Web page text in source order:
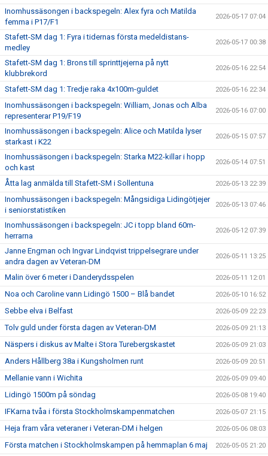
Inomhussäsongen i backspegeln: Alex fyra och Matilda
femma i P17/F1
2026-05-17 07:04
Stafett-SM dag 1: Fyra i tidernas första medeldistans-
medley
2026-05-17 00:38
Stafett-SM dag 1: Brons till sprinttjejerna på nytt
klubbrekord
2026-05-16 22:54
Stafett-SM dag 1: Tredje raka 4x100m-guldet 2026-05-16 22:34
Inomhussäsongen i backspegeln: William, Jonas och Alba
representerar P19/F19
2026-05-16 07:00
Inomhussäsongen i backspegeln: Alice och Matilda lyser
starkast i K22
2026-05-15 07:57
Inomhussäsongen i backspegeln: Starka M22-killar i hopp
och kast
2026-05-14 07:51
Åtta lag anmälda till Stafett-SM i Sollentuna 2026-05-13 22:39
Inomhussäsongen i backspegeln: Mångsidiga Lidingötjejer
i seniorstatistiken
2026-05-13 07:46
Inomhussäsongen i backspegeln: JC i topp bland 60m-
herrarna
2026-05-12 07:39
Janne Engman och Ingvar Lindqvist trippelsegrare under
andra dagen av Veteran-DM
2026-05-11 13:25
Malin över 6 meter i Danderydsspelen 2026-05-11 12:01
Noa och Caroline vann Lidingö 1500 – Blå bandet 2026-05-10 16:52
Sebbe elva i Belfast 2026-05-09 22:23
Tolv guld under första dagen av Veteran-DM 2026-05-09 21:13
Näspers i diskus av Malte i Stora Turebergskastet 2026-05-09 21:03
Anders Hållberg 38a i Kungsholmen runt 2026-05-09 20:51
Mellanie vann i Wichita 2026-05-09 09:40
Lidingö 1500m på söndag 2026-05-08 19:40
IFKarna tvåa i första Stockholmskampenmatchen 2026-05-07 21:15
Heja fram våra veteraner i Veteran-DM i helgen 2026-05-06 08:03
Första matchen i Stockholmskampen på hemmaplan 6 maj 2026-05-05 21:20